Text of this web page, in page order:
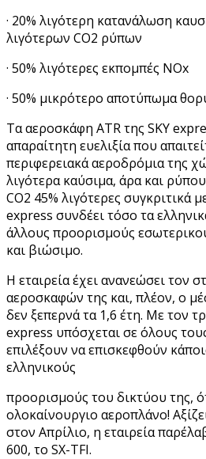
· 20% λιγότερη κατανάλωση
λιγότερων CO2 ρύπων
· 50% λιγότερες εκπομπές NOx
· 50% μικρότερο αποτύπωμα
Τα αεροσκάφη ATR της SKY
απαραίτητη ευελιξία που
περιφερειακά αεροδρόμια της
λιγότερα καύσιμα, άρα και
CO2 45% λιγότερες συγκριτικά
express συνδέει τόσο τα
άλλους προορισμούς
και βιώσιμο.
Η εταιρεία έχει ανανεώσει τον
αεροσκαφών της και, πλέον, ο
δεν ξεπερνά τα 1,6 έτη. Με τον
express υπόσχεται σε όλους
επιλέξουν να επισκεφθούν
ελληνικούς
προορισμούς του δικτύου της,
ολοκαίνουργιο αεροπλάνο!
στον Απρίλιο, η εταιρεία
600, το SX-TFI.